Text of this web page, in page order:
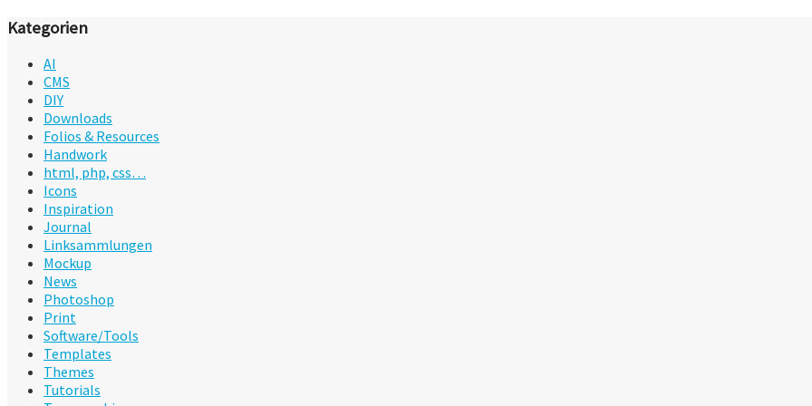
Kategorien
AI
CMS
DIY
Downloads
Folios & Resources
Handwork
html, php, css…
Icons
Inspiration
Journal
Linksammlungen
Mockup
News
Photoshop
Print
Software/Tools
Templates
Themes
Tutorials